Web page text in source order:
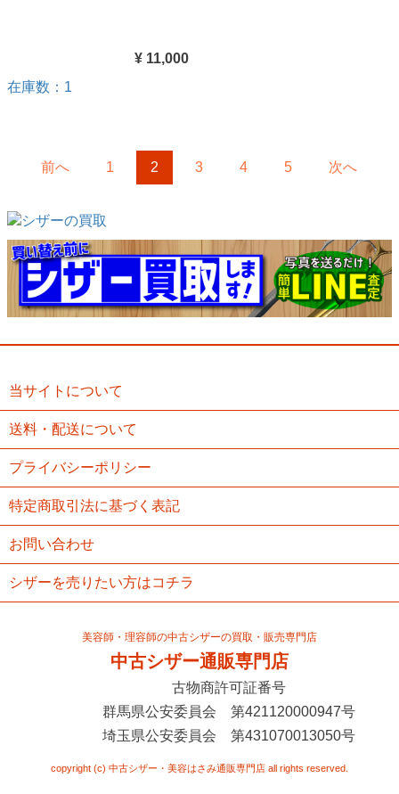
¥ 11,000
在庫数：1
前へ 1 2 3 4 5 次へ
当サイトについて
送料・配送について
プライバシーポリシー
特定商取引法に基づく表記
お問い合わせ
シザーを売りたい方はコチラ
美容師・理容師の中古シザーの買取・販売専門店
中古シザー通販専門店
古物商許可証番号
群馬県公安委員会 第421120000947号
埼玉県公安委員会 第431070013050号
copyright (c) 中古シザー・美容はさみ通販専門店 all rights reserved.